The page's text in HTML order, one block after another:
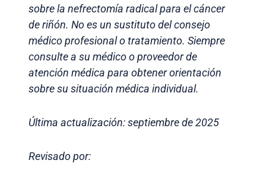
sobre la nefrectomía radical para el cáncer
de riñón. No es un sustituto del consejo
médico profesional o tratamiento. Siempre
consulte a su médico o proveedor de
atención médica para obtener orientación
sobre su situación médica individual.
Última actualización: septiembre de 2025
Revisado por: